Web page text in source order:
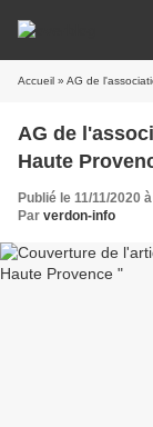
Accueil » AG de
AG de
Haute
Publié le 11/11/2020
Par verdon-info